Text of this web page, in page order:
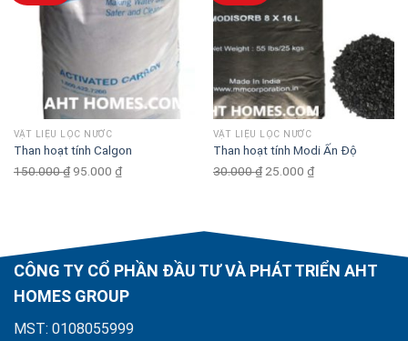
VẬT LIỆU LỌC NƯỚC
Than hoạt tính Calgon
150.000₫ Original
95.000 ₫Current
VẬT LIỆU LỌC NƯỚC
Than hoạt tính Modi Ấn Độ
30.000₫ Original
25.000 ₫Current
CÔNG TY CỔ PHẦN ĐẦU TƯ VÀ PHÁT TRIỂN AHT
HOMES GROUP
MST: 0108055999